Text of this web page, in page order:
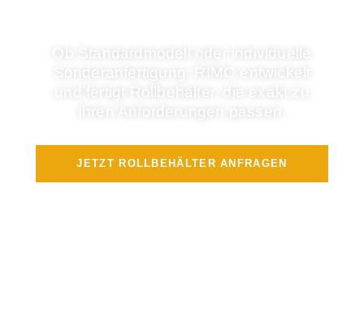
Sonderanfertigung: RIMO entwickelt
und fertigt Rollbehälter, die exakt zu
Ihren Anforderungen passen.
JETZT ROLLBEHÄLTER ANFRAGEN